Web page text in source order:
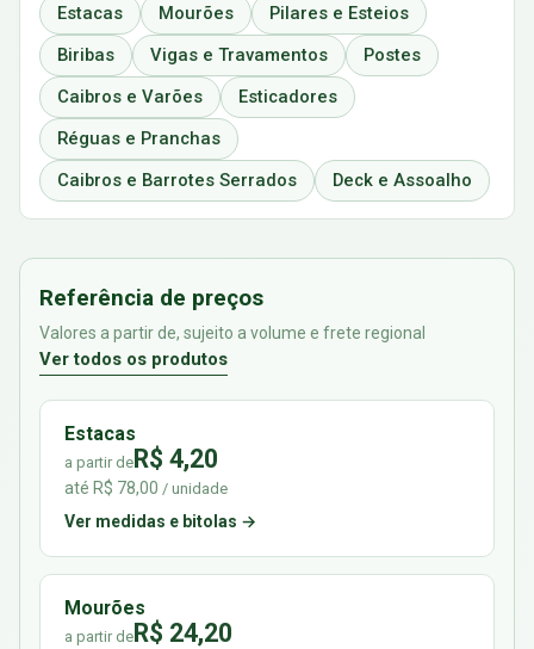
Estacas Mourões
Pilares e Esteios
Biribas
Vigas e Travamentos
Postes
Caibros e Varões
Esticadores
Réguas e Pranchas
Caibros e Barrotes Serrados
Deck e Assoalho
Referência de preços
Valores a partir de, sujeito a volume e frete regional
Ver todos os produtos
Estacas
a partir deR$ 4,20
até R$ 78,00 / unidade
Ver medidas e bitolas →
Mourões
a partir deR$ 24,20